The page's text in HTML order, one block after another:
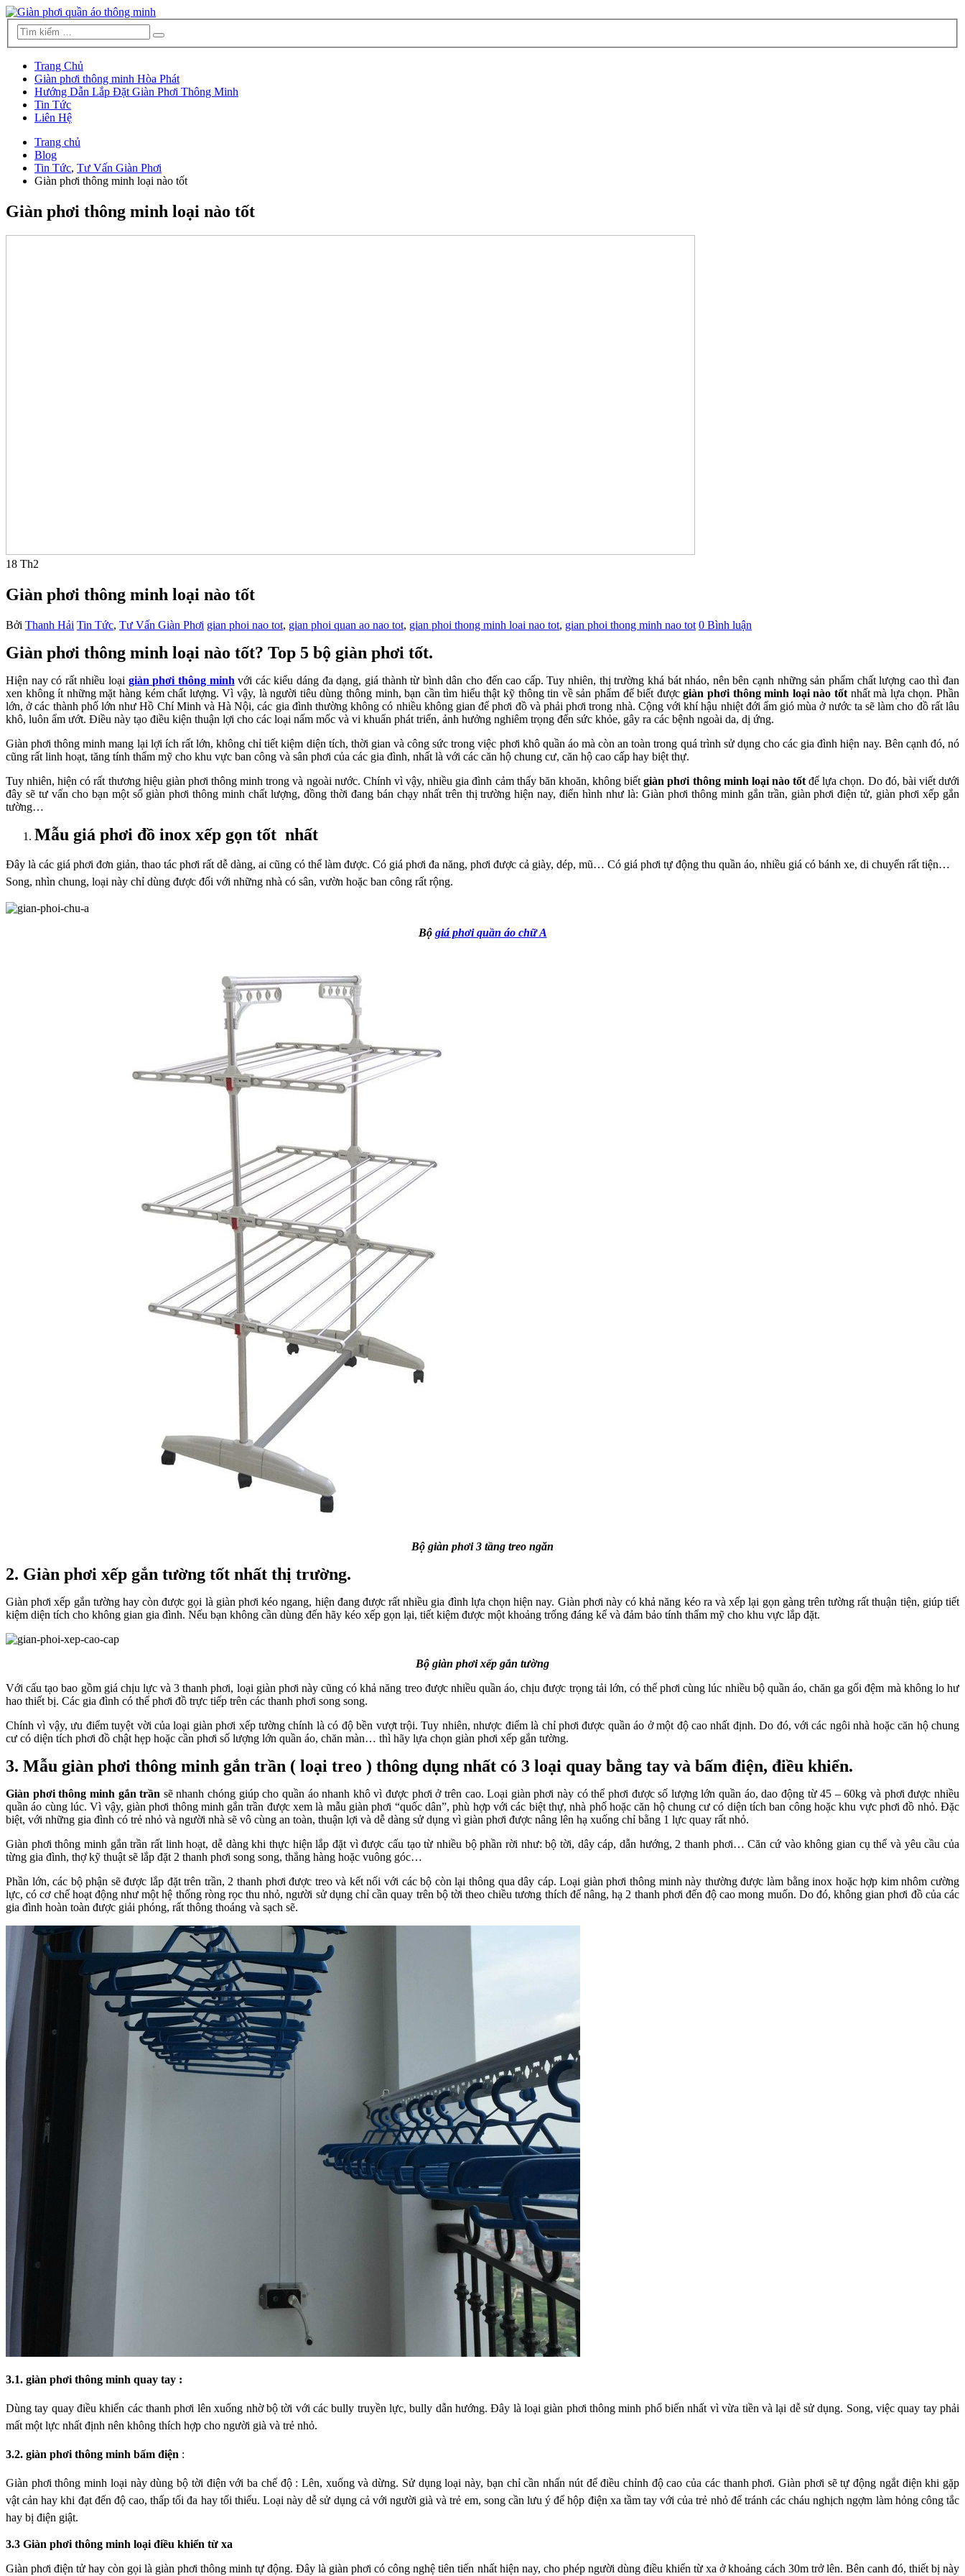
Trang Chủ
Giàn phơi thông minh Hòa Phát
Hướng Dẫn Lắp Đặt Giàn Phơi Thông Minh
Tin Tức
Liên Hệ
Trang chủ
Blog
Tin Tức, Tư Vấn Giàn Phơi
Giàn phơi thông minh loại nào tốt
Giàn phơi thông minh loại nào tốt
18 Th2
Giàn phơi thông minh loại nào tốt
Bởi Thanh Hải Tin Tức, Tư Vấn Giàn Phơi gian phoi nao tot, gian phoi quan ao nao tot, gian phoi thong minh loai nao tot, gian phoi thong minh nao tot 0 Bình luận
Giàn phơi thông minh loại nào tốt? Top 5 bộ giàn phơi tốt.
Hiện nay có rất nhiều loại giàn phơi thông minh với các kiểu dáng đa dạng, giá thành từ bình dân cho đến cao cấp. Tuy nhiên, thị trường khá bát nháo, nên bên cạnh những sản phẩm chất lượng cao thì đan
xen không ít những mặt hàng kém chất lượng. Vì vậy, là người tiêu dùng thông minh, bạn cần tìm hiểu thật kỹ thông tin về sản phẩm để biết đượcgiàn phơi thông minh loại nào tốt nhất mà lựa chọn.Phần
lớn, ở các thành phố lớn như Hồ Chí Minh và Hà Nội, các gia đình thường không có nhiều không gian để phơi đồ và phải phơi trong nhà. Cộng với khí hậu nhiệt đới ẩm gió mùa ở nước ta sẽ làm cho đồ rất lâu
khô, luôn ẩm ướt. Điều này tạo điều kiện thuận lợi cho các loại nấm mốc và vi khuẩn phát triển, ảnh hưởng nghiêm trọng đến sức khỏe, gây ra các bệnh ngoài da, dị ứng.
Giàn phơi thông minh mang lại lợi ích rất lớn, không chỉ tiết kiệm diện tích, thời gian và công sức trong việc phơi khô quần áo mà còn an toàn trong quá trình sử dụng cho các gia đình hiện nay. Bên cạnh đó, nó
cũng rất linh hoạt, tăng tính thẩm mỹ cho khu vực ban công và sân phơi của các gia đình, nhất là với các căn hộ chung cư, căn hộ cao cấp hay biệt thự.
Tuy nhiên, hiện có rất thương hiệu giàn phơi thông minh trong và ngoài nước. Chính vì vậy, nhiều gia đình cảm thấy băn khoăn, không biếtgiàn phơi thông minh loại nào tốt để lựa chọn. Do đó, bài viết dưới
đây sẽ tư vấn cho bạn một số giàn phơi thông minh chất lượng, đồng thời đang bán chạy nhất trên thị trường hiện nay, điển hình như là: Giàn phơi thông minh gắn trần, giàn phơi điện tử, giàn phơi xếp gắn
tường…
Mẫu giá phơi đồ inox xếp gọn tốt nhất
Đây là các giá phơi đơn giản, thao tác phơi rất dễ dàng, ai cũng có thể làm được. Có giá phơi đa năng, phơi được cả giày, dép, mũ… Có giá phơi tự động thu quần áo, nhiều giá có bánh xe, di chuyển rất tiện…
Song, nhìn chung, loại này chỉ dùng được đối với những nhà có sân, vườn hoặc ban công rất rộng.
Bộ giá phơi quần áo chữ A
Bộ giàn phơi 3 tầng treo ngăn
2. Giàn phơi xếp gắn tường tốt nhất thị trường.
Giàn phơi xếp gắn tường hay còn được gọi là giàn phơi kéo ngang, hiện đang được rất nhiều gia đình lựa chọn hiện nay. Giàn phơi này có khả năng kéo ra và xếp lại gọn gàng trên tường rất thuận tiện, giúp tiết
kiệm diện tích cho không gian gia đình. Nếu bạn không cần dùng đến hãy kéo xếp gọn lại, tiết kiệm được một khoảng trống đáng kể và đảm bảo tính thẩm mỹ cho khu vực lắp đặt.
Bộ giàn phơi xếp gắn tường
Với cấu tạo bao gồm giá chịu lực và 3 thanh phơi, loại giàn phơi này cũng có khả năng treo được nhiều quần áo, chịu được trọng tải lớn, có thể phơi cùng lúc nhiều bộ quần áo, chăn ga gối đệm mà không lo hư
hao thiết bị. Các gia đình có thể phơi đồ trực tiếp trên các thanh phơi song song.
Chính vì vậy, ưu điểm tuyệt vời của loại giàn phơi xếp tường chính là có độ bền vượt trội. Tuy nhiên, nhược điểm là chỉ phơi được quần áo ở một độ cao nhất định. Do đó, với các ngôi nhà hoặc căn hộ chung
cư có diện tích phơi đồ chật hẹp hoặc cần phơi số lượng lớn quần áo, chăn màn… thì hãy lựa chọn giàn phơi xếp gắn tường.
3. Mẫu giàn phơi thông minh gắn trần ( loại treo ) thông dụng nhất có 3 loại quay bằng tay và bấm điện, điều khiển.
Giàn phơi thông minh gắn trần sẽ nhanh chóng giúp cho quần áo nhanh khô vì được phơi ở trên cao. Loại giàn phơi này có thể phơi được số lượng lớn quần áo, dao động từ 45 – 60kg và phơi được nhiều
quần áo cùng lúc. Vì vậy, giàn phơi thông minh gắn trần được xem là mẫu giàn phơi “quốc dân”, phù hợp với các biệt thự, nhà phố hoặc căn hộ chung cư có diện tích ban công hoặc khu vực phơi đồ nhỏ. Đặc
biệt, với những gia đình có trẻ nhỏ và người nhà sẽ vô cùng an toàn, thuận lợi và dễ dàng sử dụng vì giàn phơi được nâng lên hạ xuống chỉ bằng 1 lực quay rất nhỏ.
Giàn phơi thông minh gắn trần rất linh hoạt, dễ dàng khi thực hiện lắp đặt vì được cấu tạo từ nhiều bộ phần rời như: bộ tời, dây cáp, dẫn hướng, 2 thanh phơi… Căn cứ vào không gian cụ thể và yêu cầu của
từng gia đình, thợ kỹ thuật sẽ lắp đặt 2 thanh phơi song song, thẳng hàng hoặc vuông góc…
Phần lớn, các bộ phận sẽ được lắp đặt trên trần, 2 thanh phơi được treo và kết nối với các bộ còn lại thông qua dây cáp. Loại giàn phơi thông minh này thường được làm bằng inox hoặc hợp kim nhôm cường
lực, có cơ chế hoạt động như một hệ thống ròng rọc thu nhỏ, người sử dụng chỉ cần quay trên bộ tời theo chiều tương thích để nâng, hạ 2 thanh phơi đến độ cao mong muốn. Do đó, không gian phơi đồ của các
gia đình hoàn toàn được giải phóng, rất thông thoáng và sạch sẽ.
3.1. giàn phơi thông minh quay tay :
Dùng tay quay điều khiển các thanh phơi lên xuống nhờ bộ tời với các bully truyền lực, bully dẫn hướng. Đây là loại giàn phơi thông minh phổbiến nhất vì vừa tiền và lại dễ sử dụng. Song, việc quay tay phải
mất một lực nhất định nên không thích hợp cho người già và trẻ nhỏ.
3.2. giàn phơi thông minh bấm điện :
Giàn phơi thông minh loại này dùng bộ tời điệnvới ba chế độ : Lên, xuống và dừng. Sử dụng loại này, bạn chỉ cần nhấn nút để điều chỉnh độ cao của các thanh phơi. Giàn phơi sẽ tự động ngắt điện khi gặp
vậtcản hay khi đạt đến độ cao, thấp tối đa hay tối thiểu. Loại này dễ sử dụng cả với người già và trẻ em, song cần lưu ý để hộp điện xa tầm tay với của trẻ nhỏ để tránh các cháu nghịch ngợm làm hỏng công tắc
hay bị điện giật.
3.3 Giàn phơi thông minh loại điều khiển từ xa
Giàn phơi điện tử hay còn gọi là giàn phơi thông minh tự động. Đây là giàn phơi có công nghệ tiên tiến nhất hiện nay, cho phép người dùng điều khiển từ xa ở khoảng cách 30m trở lên. Bên canh đó, thiết bị này